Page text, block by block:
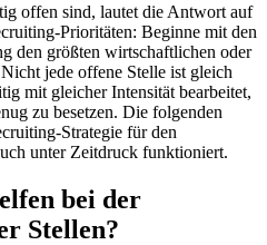
offen sind, lautet die Antwort auf
Prioritäten: Beginne mit den
den größten wirtschaftlichen oder
jede offene Stelle ist gleich
mit gleicher Intensität bearbeitet,
zu besetzen. Die folgenden
Strategie für den
unter Zeitdruck funktioniert.
bei der
Stellen?